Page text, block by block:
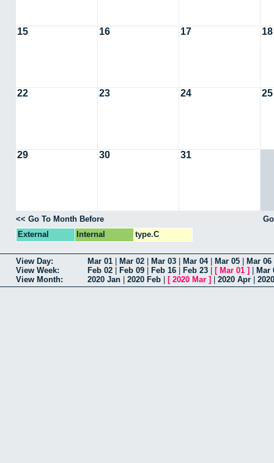
15 16 17 18
22 23 24 25
29 30 31
<< Go To Month Before
External
Internal type.C
View Day: Mar 01 Mar 02 Mar 03 Mar 04| Mar 05 Mar 06
View Week:
Feb 02 Feb 09 Feb 16 Feb 23 [ Mar 01 ]
Mar
View Month:
2020 Jan 2020 Feb [ 2020 Mar ] 2020 Apr